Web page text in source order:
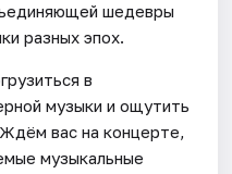
шедевры
разных эпох.
в
музыки и ощутить
вас на концерте,
музыкальные